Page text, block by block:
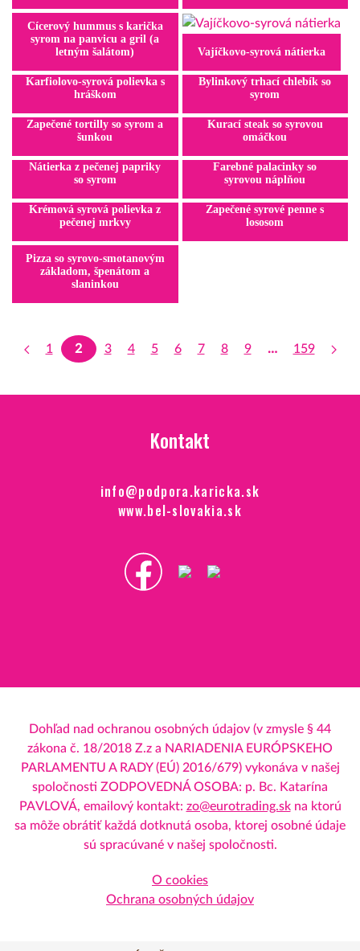
Cícerový hummus s karička
syrom na panvicu a gril (a
letným šalátom)
Vajíčkovo-syrová nátierka
Karfiolovo-syrová polievka s
hráškom
Bylinkový trhací chlebík so
syrom
Zapečené tortilly so syrom a
šunkou
Kurací steak so syrovou
omáčkou
Nátierka z pečenej papriky
so syrom
Farebné palacinky so
syrovou náplňou
Krémová syrová polievka z
pečenej mrkvy
Zapečené syrové penne s
lososom
Pizza so syrovo-smotanovým
základom, špenátom a
slaninkou
1 2 3 4 5 6 7 8 9 … 159
Kontakt
info@podpora.karicka.sk
www.bel-slovakia.sk
Dohľad nad ochranou osobných údajov (v zmysle § 44
zákona č. 18/2018 Z.z a NARIADENIA EURÓPSKEHO
PARLAMENTU A RADY (EÚ) 2016/679) vykonáva v našej
spoločnosti ZODPOVEDNÁ OSOBA: p. Bc. Katarína
PAVLOVÁ, emailový kontakt: zo@eurotrading.skna ktorú
sa môže obrátiť každá dotknutá osoba, ktorej osobné údaje
sú spracúvané v našej spoločnosti.
O cookies
Ochrana osobných údajov